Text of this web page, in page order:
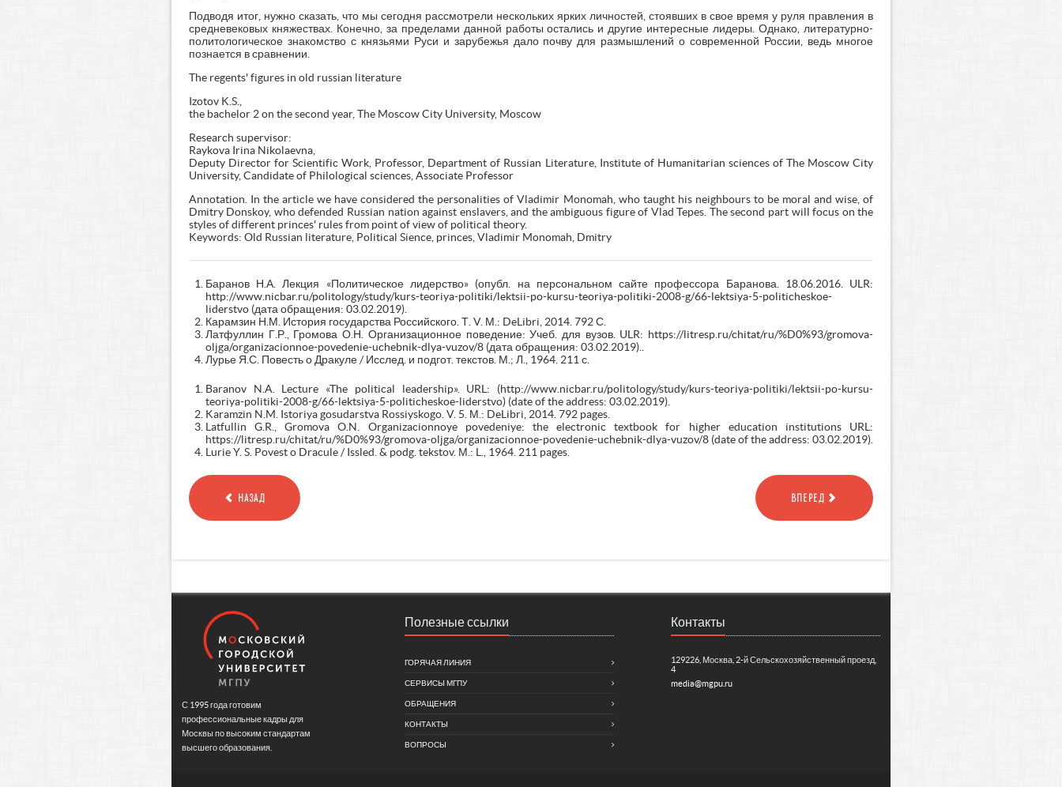
Подводя итог, нужно сказать, что мы сегодня рассмотрели нескольких ярких личностей, стоявших в свое время у руля правления в
средневековых княжествах. Конечно, за пределами данной работы остались и другие интересные лидеры. Однако, литературно-
политологическое знакомство с князьями Руси и зарубежья дало почву для размышлений о современной России, ведь многое
познается в сравнении.
The regents' figures in old russian literature
Izotov K.S.,
the bachelor 2 on the second year, The Moscow City University, Moscow
Research supervisor:
Raykova Irina Nikolaevna,
Deputy Director for Scientific Work, Professor, Department of Russian Literature, Institute of Humanitarian sciences of The Moscow City
University, Candidate of Philological sciences, Associate Professor
Annotation. In the article we have considered the personalities of Vladimir Monomah, who taught his neighbours to be moral and wise, of
Dmitry Donskoy, who defended Russian nation against enslavers, and the ambiguous figure of Vlad Tepes. The second part will focus on the
styles of different princes' rules from point of view of political theory.
Keywords: Old Russian literature, Political Sience, princes, Vladimir Monomah, Dmitry
Баранов Н.А. Лекция «Политическое лидерство» (опубл. на персональном сайте профессора Баранова. 18.06.2016. ULR:
http://www.nicbar.ru/politology/study/kurs-teoriya-politiki/lektsii-po-kursu-teoriya-politiki-2008-g/66-lektsiya-5-politicheskoe-
liderstvo (дата обращения: 03.02.2019).
Карамзин Н.М. История государства Российского. Т. V. М.: DeLibri, 2014. 792 С.
Латфуллин Г.Р., Громова О.Н. Организационное поведение: Учеб. для вузов. ULR: https://litresp.ru/chitat/ru/%D0%93/gromova-
oljga/organizacionnoe-povedenie-uchebnik-dlya-vuzov/8 (дата обращения: 03.02.2019)..
Лурье Я.С. Повесть о Дракуле / Исслед. и подгот. текстов. М.; Л., 1964. 211 с.
Baranov N.A. Lecture «The political leadership». URL: (http://www.nicbar.ru/politology/study/kurs-teoriya-politiki/lektsii-po-kursu-
teoriya-politiki-2008-g/66-lektsiya-5-politicheskoe-liderstvo) (date of the address: 03.02.2019).
Karamzin N.M. Istoriya gosudarstva Rossiyskogo. V. 5. М.: DeLibri, 2014. 792 pages.
Latfullin G.R., Gromova O.N. Organizacionnoye povedeniye: the electronic textbook for higher education institutions URL:
https://litresp.ru/chitat/ru/%D0%93/gromova-oljga/organizacionnoe-povedenie-uchebnik-dlya-vuzov/8 (date of the address: 03.02.2019).
Lurie Y. S. Povest o Dracule / Issled. & podg. tekstov. М.: L., 1964. 211 pages.
НАЗАД ВПЕРЕД
С 1995 года готовим
профессиональные кадры для
Москвы по высоким стандартам
высшего образования.
Полезные ссылки
ГОРЯЧАЯ ЛИНИЯ
СЕРВИСЫ МГПУ
ОБРАЩЕНИЯ
КОНТАКТЫ
ВОПРОСЫ
Контакты
129226, Москва, 2-й Сельскохозяйственный проезд,
4
media@mgpu.ru